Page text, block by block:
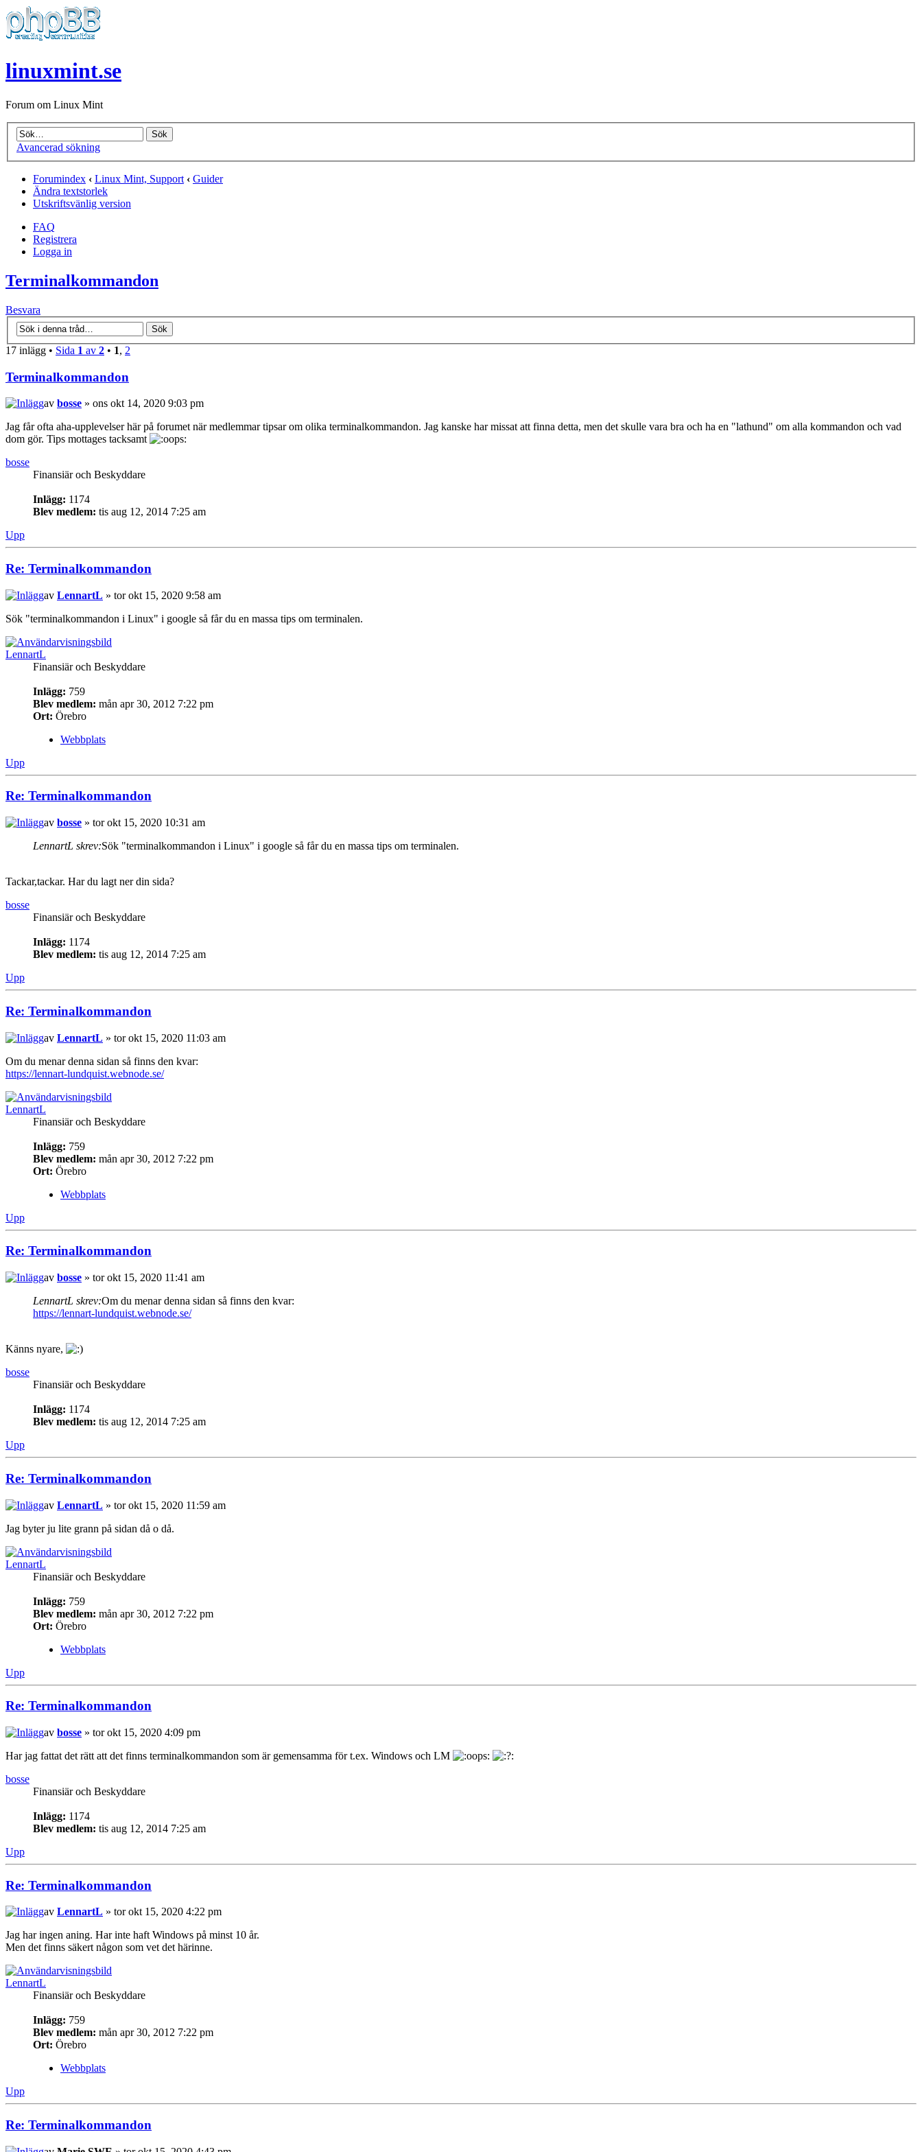
linuxmint.se
Forum om Linux Mint
Avancerad sökning
Forumindex ‹ Linux Mint, Support ‹ Guider
Ändra textstorlek
Utskriftsvänlig version
FAQ
Registrera
Logga in
Terminalkommandon
Besvara
17 inlägg • Sida 1 av 2 • 1, 2
Terminalkommandon
av bosse » ons okt 14, 2020 9:03 pm
Jag får ofta aha-upplevelser här på forumet när medlemmar tipsar om olika terminalkommandon. Jag kanske har missat att finna detta, men det skulle vara bra och ha en "lathund" om alla kommandon och vad
dom gör. Tips mottages tacksamt
bosse
Finansiär och Beskyddare
Inlägg: 1174
Blev medlem: tis aug 12, 2014 7:25 am
Upp
Re: Terminalkommandon
av LennartL » tor okt 15, 2020 9:58 am
Sök "terminalkommandon i Linux" i google så får du en massa tips om terminalen.
LennartL
Finansiär och Beskyddare
Inlägg: 759
Blev medlem: mån apr 30, 2012 7:22 pm
Ort: Örebro
Webbplats
Upp
Re: Terminalkommandon
av bosse » tor okt 15, 2020 10:31 am
LennartL skrev:Sök "terminalkommandon i Linux" i google så får du en massa tips om terminalen.
Tackar,tackar. Har du lagt ner din sida?
bosse
Finansiär och Beskyddare
Inlägg: 1174
Blev medlem: tis aug 12, 2014 7:25 am
Upp
Re: Terminalkommandon
av LennartL » tor okt 15, 2020 11:03 am
Om du menar denna sidan så finns den kvar:
https://lennart-lundquist.webnode.se/
LennartL
Finansiär och Beskyddare
Inlägg: 759
Blev medlem: mån apr 30, 2012 7:22 pm
Ort: Örebro
Webbplats
Upp
Re: Terminalkommandon
av bosse » tor okt 15, 2020 11:41 am
LennartL skrev:Om du menar denna sidan så finns den kvar:
https://lennart-lundquist.webnode.se/
Känns nyare,
bosse
Finansiär och Beskyddare
Inlägg: 1174
Blev medlem: tis aug 12, 2014 7:25 am
Upp
Re: Terminalkommandon
av LennartL » tor okt 15, 2020 11:59 am
Jag byter ju lite grann på sidan då o då.
LennartL
Finansiär och Beskyddare
Inlägg: 759
Blev medlem: mån apr 30, 2012 7:22 pm
Ort: Örebro
Webbplats
Upp
Re: Terminalkommandon
av bosse » tor okt 15, 2020 4:09 pm
Har jag fattat det rätt att det finns terminalkommandon som är gemensamma för t.ex. Windows och LM
bosse
Finansiär och Beskyddare
Inlägg: 1174
Blev medlem: tis aug 12, 2014 7:25 am
Upp
Re: Terminalkommandon
av LennartL » tor okt 15, 2020 4:22 pm
Jag har ingen aning. Har inte haft Windows på minst 10 år.
Men det finns säkert någon som vet det härinne.
LennartL
Finansiär och Beskyddare
Inlägg: 759
Blev medlem: mån apr 30, 2012 7:22 pm
Ort: Örebro
Webbplats
Upp
Re: Terminalkommandon